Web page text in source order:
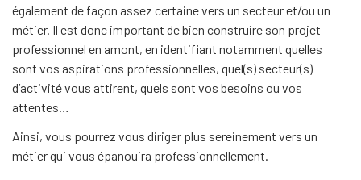
également de façon assez certaine vers un secteur et/ou un
métier. Il est donc important de bien construire son projet
professionnel en amont, en identifiant notamment quelles
sont vos aspirations professionnelles, quel(s) secteur(s)
d’activité vous attirent, quels sont vos besoins ou vos
attentes…
Ainsi, vous pourrez vous diriger plus sereinement vers un
métier qui vous épanouira professionnellement.